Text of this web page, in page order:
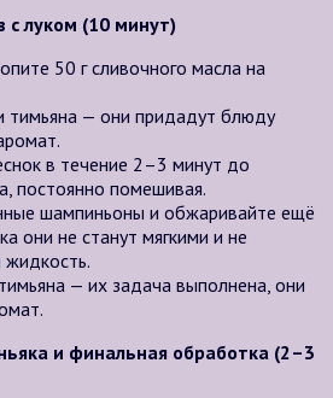
с луком (10 минут)
50 г сливочного масла на
тимьяна — они придадут блюду
в течение 2–3 минут до
постоянно помешивая.
шампиньоны и обжаривайте ещё
они не станут мягкими и не
жидкость.
— их задача выполнена, они
и финальная обработка (2–3